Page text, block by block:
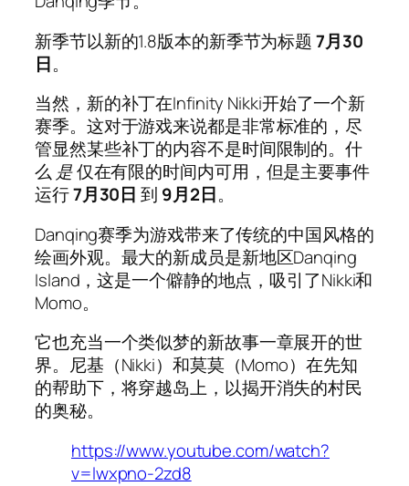
新季节以新的1.8版本的新季节为标题7月30
日。
当然，新的补丁在Infinity Nikki开始了一个新
赛季。这对于游戏来说都是非常标准的，尽
管显然某些补丁的内容不是时间限制的。什
么 是仅在有限的时间内可用，但是主要事件
运行7月30日 到 9月2日。
Danqing赛季为游戏带来了传统的中国风格的
绘画外观。最大的新成员是新地区Danqing
Island，这是一个僻静的地点，吸引了Nikki和
Momo。
它也充当一个类似梦的新故事一章展开的世
界。尼基（Nikki）和莫莫（Momo）在先知
的帮助下，将穿越岛上，以揭开消失的村民
的奥秘。
https://www.youtube.com/watch?
v=lwxpno-2zd8